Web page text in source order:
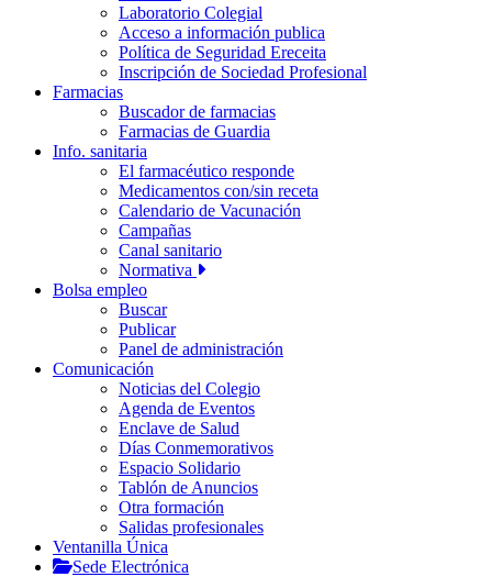
Laboratorio Colegial
Acceso a información publica
Política de Seguridad Ereceita
Inscripción de Sociedad Profesional
Farmacias
Buscador de farmacias
Farmacias de Guardia
Info. sanitaria
El farmacéutico responde
Medicamentos con/sin receta
Calendario de Vacunación
Campañas
Canal sanitario
Normativa
Bolsa empleo
Buscar
Publicar
Panel de administración
Comunicación
Noticias del Colegio
Agenda de Eventos
Enclave de Salud
Días Conmemorativos
Espacio Solidario
Tablón de Anuncios
Otra formación
Salidas profesionales
Ventanilla Única
Sede Electrónica